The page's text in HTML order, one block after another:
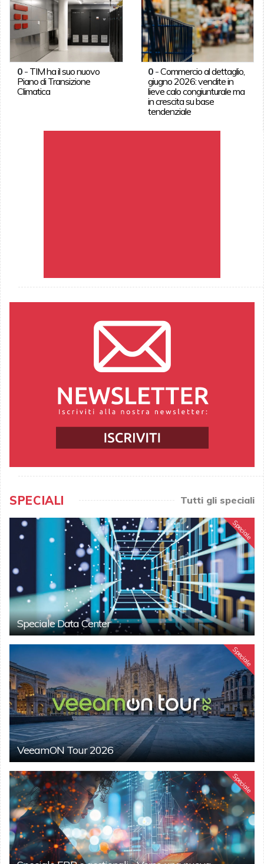
0- TIM ha il suo nuovo
Piano di Transizione
Climatica
0 -Commercio al dettaglio,
giugno 2026: vendite in
lieve calo congiunturale ma
in crescita su base
tendenziale
SPECIALI Tutti gli speciali
Speciale
Speciale Data Center
Speciale
VeeamON Tour 2026
Speciale